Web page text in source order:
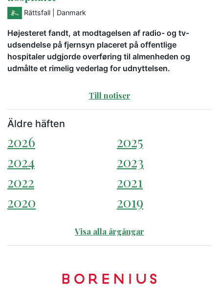
Rättsfall | Danmark
Højesteret fandt, at modtagelsen af radio- og tv-
udsendelse på fjernsyn placeret på offentlige
hospitaler udgjorde overføring til almenheden og
udmålte et rimelig vederlag for udnyttelsen.
Till notiser
Äldre häften
2026
2025
2024
2023
2022
2021
2020
2019
Visa alla årgångar